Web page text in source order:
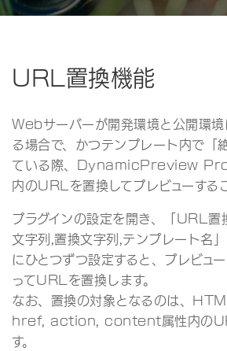
URL置換機能
Webサーバーが開発環境と公開環
る場合で、かつテンプレート内で
ている際、DynamicPreview Pro
内のURLを置換してプレビューする
プラグインの設定を開き、「URL置
文字列,置換文字列,テンプレート名
にひとつずつ設定すると、プレビュ
ってURLを置換します。
なお、置換の対象となるのは、
href, action, content属性内の
す。